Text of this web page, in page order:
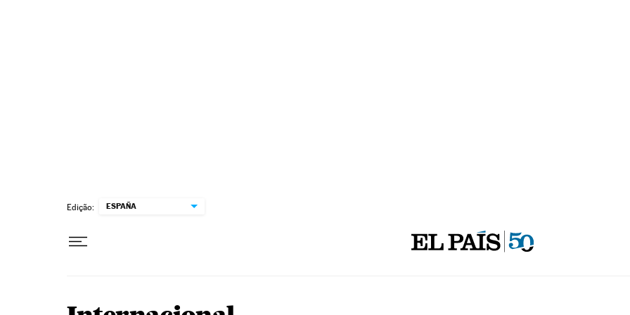
Edição: ESPAÑA